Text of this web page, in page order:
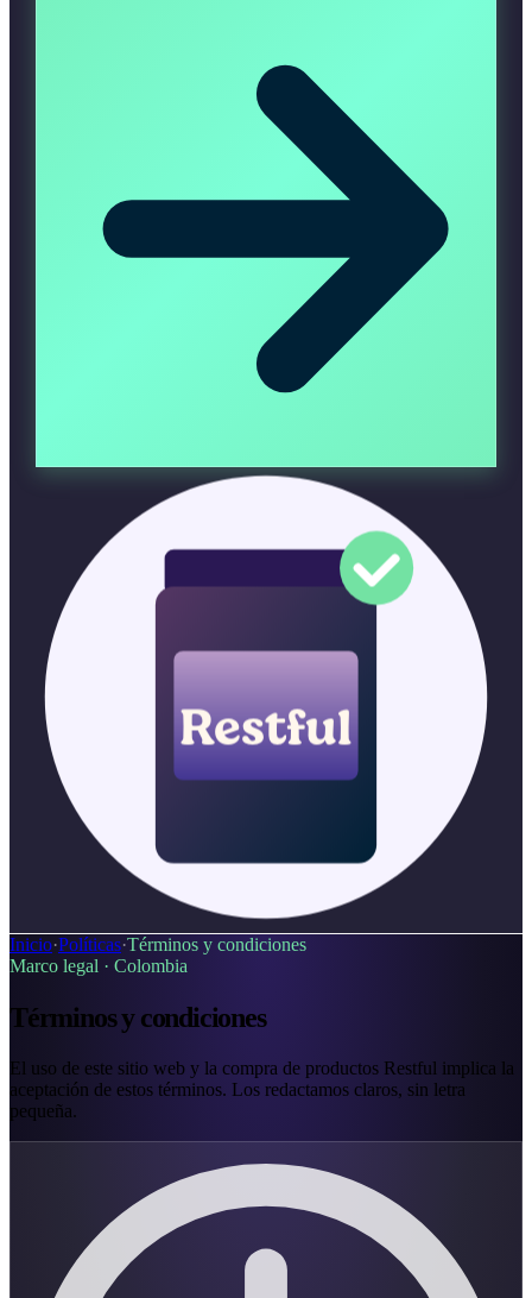
Restful
Inicio·Políticas·Términos y condiciones
Marco legal · Colombia
Términos y condiciones
El uso de este sitio web y la compra de productos Restful implica la
aceptación de estos términos. Los redactamos claros, sin letra
pequeña.